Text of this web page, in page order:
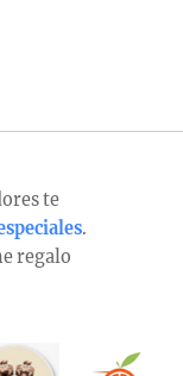
te
.
regalo